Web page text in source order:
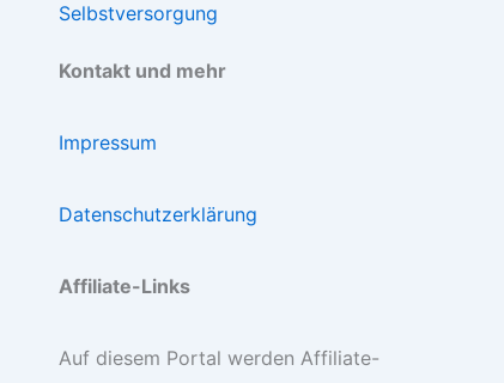
Selbstversorgung
Kontakt und mehr
Impressum
Datenschutzerklärung
Affiliate-Links
Auf diesem Portal werden Affiliate-